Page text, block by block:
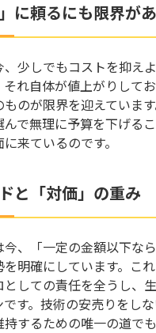
に頼るにも限界が
少しでもコストを抑え
れ自体が値上がりして
のが限界を迎えています
で無理に予算を下げる
来ているのです。
と「対価」の重み
、「一定の金額以下な
明確にしています。こ
しての責任を全うし、
す。技術の安売りをしな
するための唯一の道でも